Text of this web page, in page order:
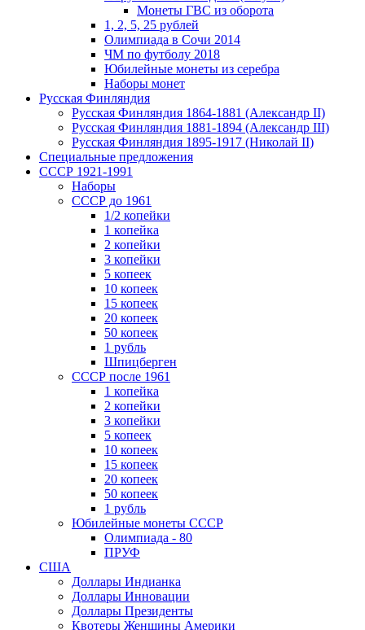
Монеты ГВС из оборота
1, 2, 5, 25 рублей
Олимпиада в Сочи 2014
ЧМ по футболу 2018
Юбилейные монеты из серебра
Наборы монет
Русская Финляндия
Русская Финляндия 1864-1881 (Александр II)
Русская Финляндия 1881-1894 (Александр III)
Русская Финляндия 1895-1917 (Николай II)
Специальные предложения
СССР 1921-1991
Наборы
СССР до 1961
1/2 копейки
1 копейка
2 копейки
3 копейки
5 копеек
10 копеек
15 копеек
20 копеек
50 копеек
1 рубль
Шпицберген
СССР после 1961
1 копейка
2 копейки
3 копейки
5 копеек
10 копеек
15 копеек
20 копеек
50 копеек
1 рубль
Юбилейные монеты СССР
Олимпиада - 80
ПРУФ
США
Доллары Индианка
Доллары Инновации
Доллары Президенты
Квотеры Женщины Америки